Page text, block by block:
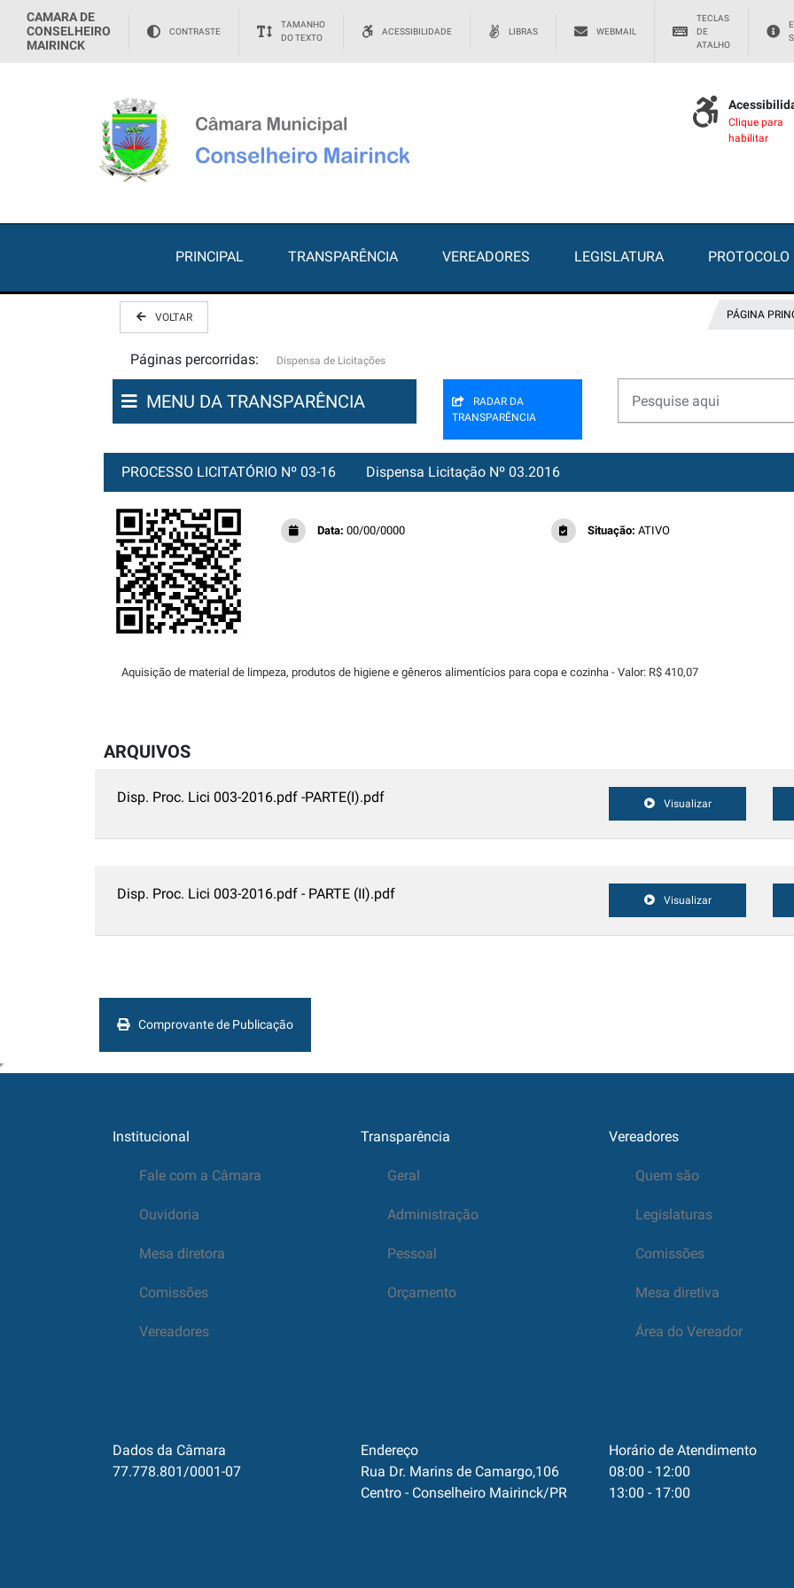
CAMARA DE
CONSELHEIRO
MAIRINCK
CONTRASTE
TAMANHO
DO TEXTO
ACESSIBILIDADE LIBRAS WEBMAIL
TECLAS
DE
ATALHO
Clique para
habilitar
PRINCIPAL TRANSPARÊNCIA VEREADORES LEGISLATURA PROTOCOLO
VOLTAR PÁGINA
Páginas percorridas: Dispensa de Licitações
MENU DA TRANSPARÊNCIA
RADAR DA
TRANSPARÊNCIA
PROCESSO LICITATÓRIO Nº 03-16 Dispensa Licitação Nº 03.2016
Data: 00/00/0000 Situação: ATIVO
Aquisição de material de limpeza, produtos de higiene e gêneros alimentícios para copa e cozinha - Valor: R$ 410,07
ARQUIVOS
Disp. Proc. Lici 003-2016.pdf -PARTE(I).pdf Visualizar
Disp. Proc. Lici 003-2016.pdf - PARTE (II).pdf Visualizar
Comprovante de Publicação
Institucional
Fale com a Câmara
Ouvidoria
Mesa diretora
Comissões
Vereadores
Transparência
Geral
Administração
Pessoal
Orçamento
Vereadores
Quem são
Legislaturas
Comissões
Mesa diretiva
Área do Vereador
Dados da Câmara
77.778.801/0001-07
Endereço
Rua Dr. Marins de Camargo,106
Centro - Conselheiro Mairinck/PR
Horário de Atendimento
08:00 - 12:00
13:00 - 17:00